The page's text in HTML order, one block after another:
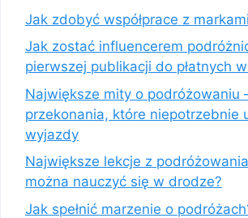
Jak zdobyć współprace z
Jak zostać influencerem
pierwszej publikacji do płatnych
Największe mity o podróżowaniu
przekonania, które niepotrzebnie
wyjazdy
Największe lekcje z
można nauczyć się w drodze?
Jak spełnić marzenie o